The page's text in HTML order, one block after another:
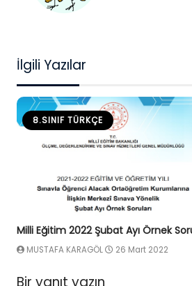
İlgili Yazılar
8.SINIF TÜRKÇE
Milli Eğitim 2022 Şubat Ayı Örnek
MUSTAFA KARAGÖL 26 Mart 2022
Bir yanıt yazın